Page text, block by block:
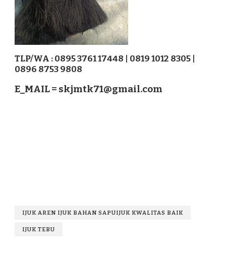
TLP/WA : 0895 3761 17448 | 0819 1012 8305 |
0896 8753 9808
E_MAIL = skjmtk71@gmail.com
IJUK AREN IJUK BAHAN SAPUIJUK KWALITAS BAIK
IJUK TEBU